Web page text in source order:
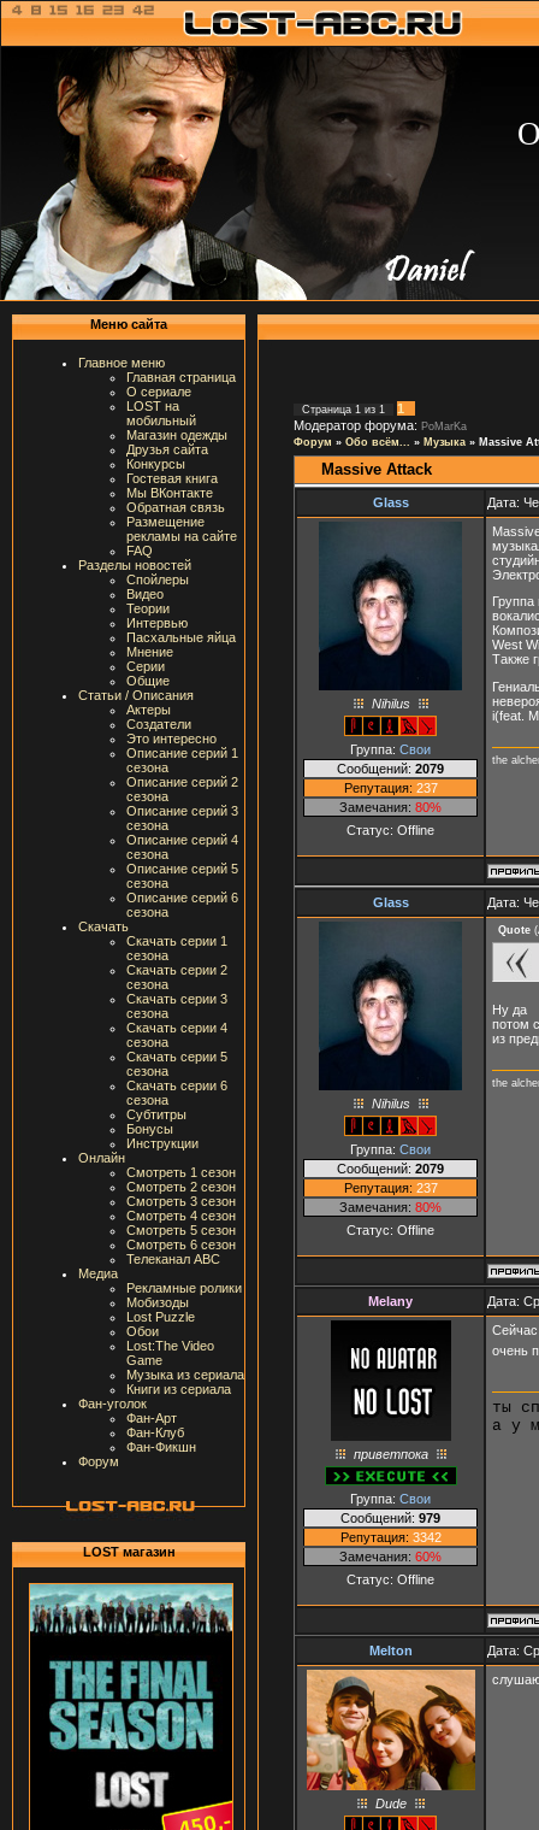
Меню сайта
Главное меню
Главная страница
О сериале
LOST на
мобильный
Магазин одежды
Друзья сайта
Конкурсы
Гостевая книга
Мы ВКонтакте
Обратная связь
Размещение
рекламы на сайте
FAQ
Разделы новостей
Спойлеры
Видео
Теории
Интервью
Пасхальные яйца
Мнение
Серии
Общие
Статьи / Описания
Актеры
Создатели
Это интересно
Описание серий 1
сезона
Описание серий 2
сезона
Описание серий 3
сезона
Описание серий 4
сезона
Описание серий 5
сезона
Описание серий 6
сезона
Скачать
Скачать серии 1
сезона
Скачать серии 2
сезона
Скачать серии 3
сезона
Скачать серии 4
сезона
Скачать серии 5
сезона
Скачать серии 6
сезона
Субтитры
Бонусы
Инструкции
Онлайн
Смотреть 1 сезон
Смотреть 2 сезон
Смотреть 3 сезон
Смотреть 4 сезон
Смотреть 5 сезон
Смотреть 6 сезон
Телеканал ABC
Медиа
Рекламные ролики
Мобизоды
Lost Puzzle
Обои
Lost:The Video
Game
Музыка из сериала
Книги из сериала
Фан-уголок
Фан-Арт
Фан-Клуб
Фан-Фикшн
Форум
LOST магазин
Страница 1 из 1
1
Модератор форума: PoMarKa
Форум » Обо всём... » Музыка » Massive
Massive Attack
Glass Дата:
Nihilus
Группа: Свои
Сообщений: 2079
Репутация: 237
Замечания: 80%
Статус: Offline
West
Также
i(feat.
the
Glass Дата:
Nihilus
Группа: Свои
Сообщений: 2079
Репутация: 237
Замечания: 80%
Статус: Offline
Quote (
Ну да
потом
из
the
Melany Дата:
приветпока
Группа: Свои
Сообщений: 979
Репутация: 3342
Замечания: 60%
Статус: Offline
очень
ты
а у
Melton Дата:
Dude